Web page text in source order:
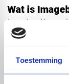
Toestemming
Wat is
Imagebond is een
lagen. Twee